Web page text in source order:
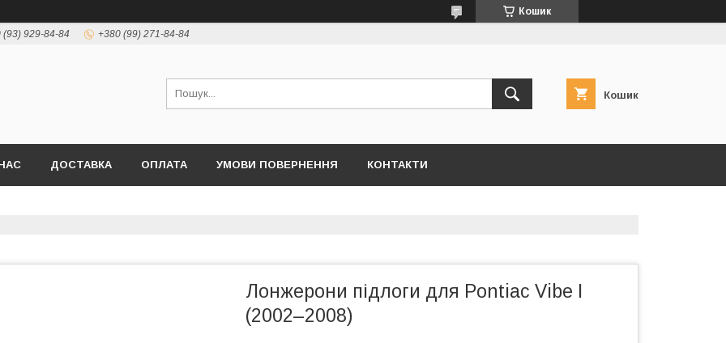
Кошик
(93) 929-84-84 +380 (99) 271-84-84
Кошик
ДОСТАВКА ОПЛАТА УМОВИ ПОВЕРНЕННЯ КОНТАКТИ
Лонжерони підлоги для Pontiac Vibe I
(2002–2008)